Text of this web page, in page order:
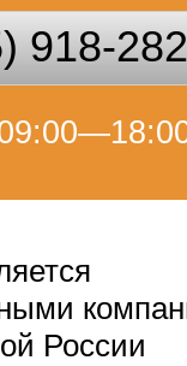
918-
России